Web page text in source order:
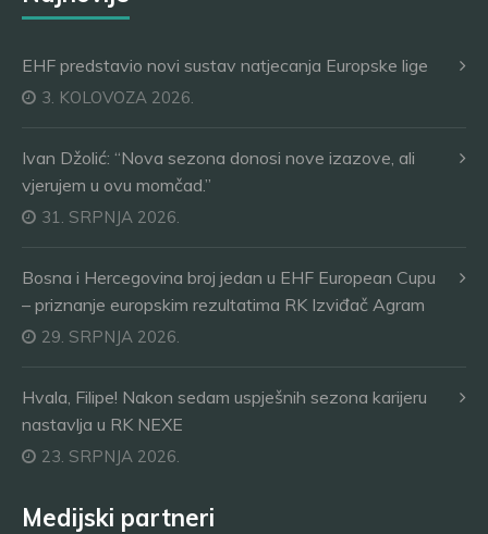
EHF predstavio novi sustav natjecanja Europske lige
3. KOLOVOZA 2026.
Ivan Džolić: “Nova sezona donosi nove izazove, ali
vjerujem u ovu momčad.”
31. SRPNJA 2026.
Bosna i Hercegovina broj jedan u EHF European Cupu
– priznanje europskim rezultatima RK Izviđač Agram
29. SRPNJA 2026.
Hvala, Filipe! Nakon sedam uspješnih sezona karijeru
nastavlja u RK NEXE
23. SRPNJA 2026.
Medijski partneri